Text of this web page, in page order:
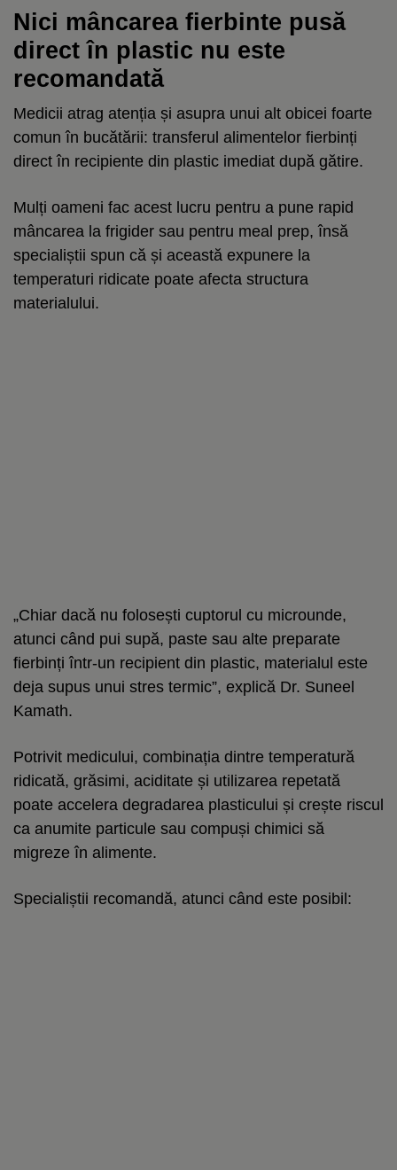
Nici mâncarea fierbinte pusă
direct în plastic nu este
recomandată
Medicii atrag atenția și asupra unui alt obicei foarte
comun în bucătării: transferul alimentelor fierbinți
direct în recipiente din plastic imediat după gătire.
Mulți oameni fac acest lucru pentru a pune rapid
mâncarea la frigider sau pentru meal prep, însă
specialiștii spun că și această expunere la
temperaturi ridicate poate afecta structura
materialului.
„Chiar dacă nu folosești cuptorul cu microunde,
atunci când pui supă, paste sau alte preparate
fierbinți într-un recipient din plastic, materialul este
deja supus unui stres termic”, explică Dr. Suneel
Kamath.
Potrivit medicului, combinația dintre temperatură
ridicată, grăsimi, aciditate și utilizarea repetată
poate accelera degradarea plasticului și crește riscul
ca anumite particule sau compuși chimici să
migreze în alimente.
Specialiștii recomandă, atunci când este posibil: